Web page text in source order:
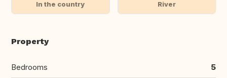
In the country River
Property
Bedrooms 5